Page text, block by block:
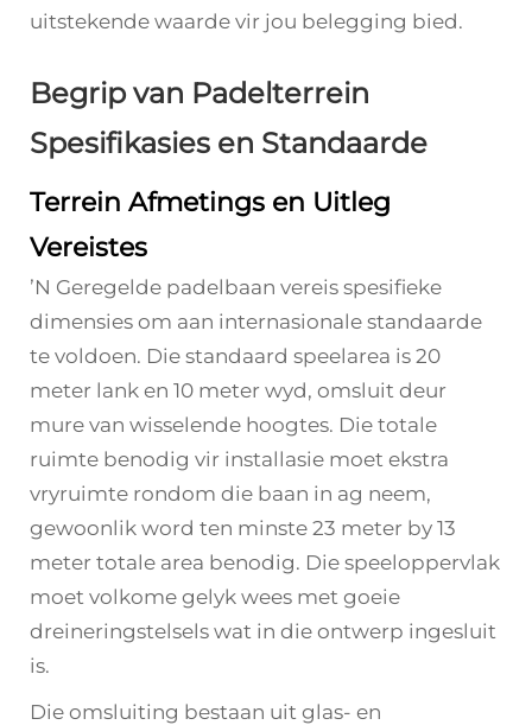
uitstekende waarde vir jou belegging bied.
Begrip van Padelterrein
Spesifikasies en Standaarde
Terrein Afmetings en Uitleg
Vereistes
ʼN Geregelde padelbaan vereis spesifieke
dimensies om aan internasionale standaarde
te voldoen. Die standaard speelarea is 20
meter lank en 10 meter wyd, omsluit deur
mure van wisselende hoogtes. Die totale
ruimte benodig vir installasie moet ekstra
vryruimte rondom die baan in ag neem,
gewoonlik word ten minste 23 meter by 13
meter totale area benodig. Die speeloppervlak
moet volkome gelyk wees met goeie
dreineringstelsels wat in die ontwerp ingesluit
is.
Die omsluiting bestaan uit glas- en